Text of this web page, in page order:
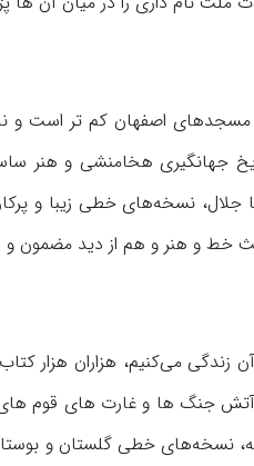
اصفهان كم تر است و نه
جهانگیری هخامنشی و هنر
جلال، نسخه‌های خطی زیبا و
خط و هنر و هم از دید مضمون و
زندگی می‌كنیم، هزاران هزار
جنگ ها و غارت های قوم
نسخه‌های خطی گلستان و